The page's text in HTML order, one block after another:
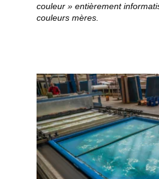
couleur » entièrement
couleurs mères.